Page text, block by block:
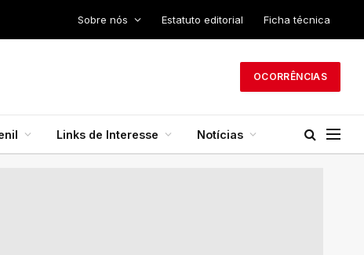
Sobre nós Estatuto editorial Ficha técnica
OCORRÊNCIAS
Links de Interesse Notícias